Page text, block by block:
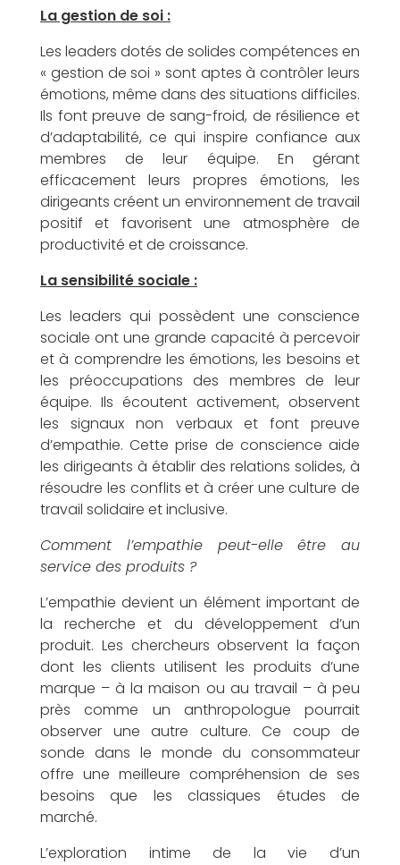
e
l
’
I
n
t
e
l
La gestion de soi :
Les leaders dotés de solides compétences en
« gestion de soi » sont aptes à contrôler leurs
émotions, même dans des situations difficiles.
Ils font preuve de sang-froid, de résilience et
d’adaptabilité, ce qui inspire confiance aux
membres de leur équipe. En gérant
efficacement leurs propres émotions, les
dirigeants créent un environnement de travail
positif et favorisent une atmosphère de
productivité et de croissance.
La sensibilité sociale :
Les leaders qui possèdent une conscience
sociale ont une grande capacité à percevoir
et à comprendre les émotions, les besoins et
les préoccupations des membres de leur
équipe. Ils écoutent activement, observent
les signaux non verbaux et font preuve
d’empathie. Cette prise de conscience aide
les dirigeants à établir des relations solides, à
résoudre les conflits et à créer une culture de
travail solidaire et inclusive.
Comment l’empathie peut-elle être au
service des produits ?
L’empathie devient un élément important de
la recherche et du développement d’un
produit. Les chercheurs observent la façon
dont les clients utilisent les produits d’une
marque – à la maison ou au travail – à peu
près comme un anthropologue pourrait
observer une autre culture. Ce coup de
sonde dans le monde du consommateur
offre une meilleure compréhension de ses
besoins que les classiques études de
marché.
L’exploration intime de la vie d’un